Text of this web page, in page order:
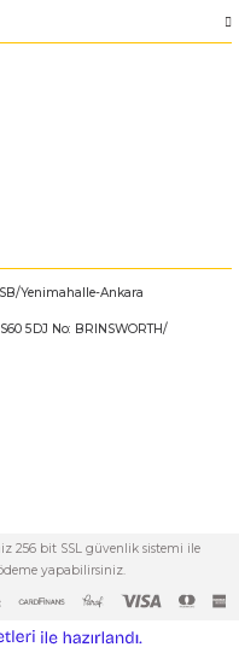
Yenimahalle-Ankara
5DJ No: BRINSWORTH/
256 bit SSL güvenlik sistemi ile
yapabilirsiniz.
e-